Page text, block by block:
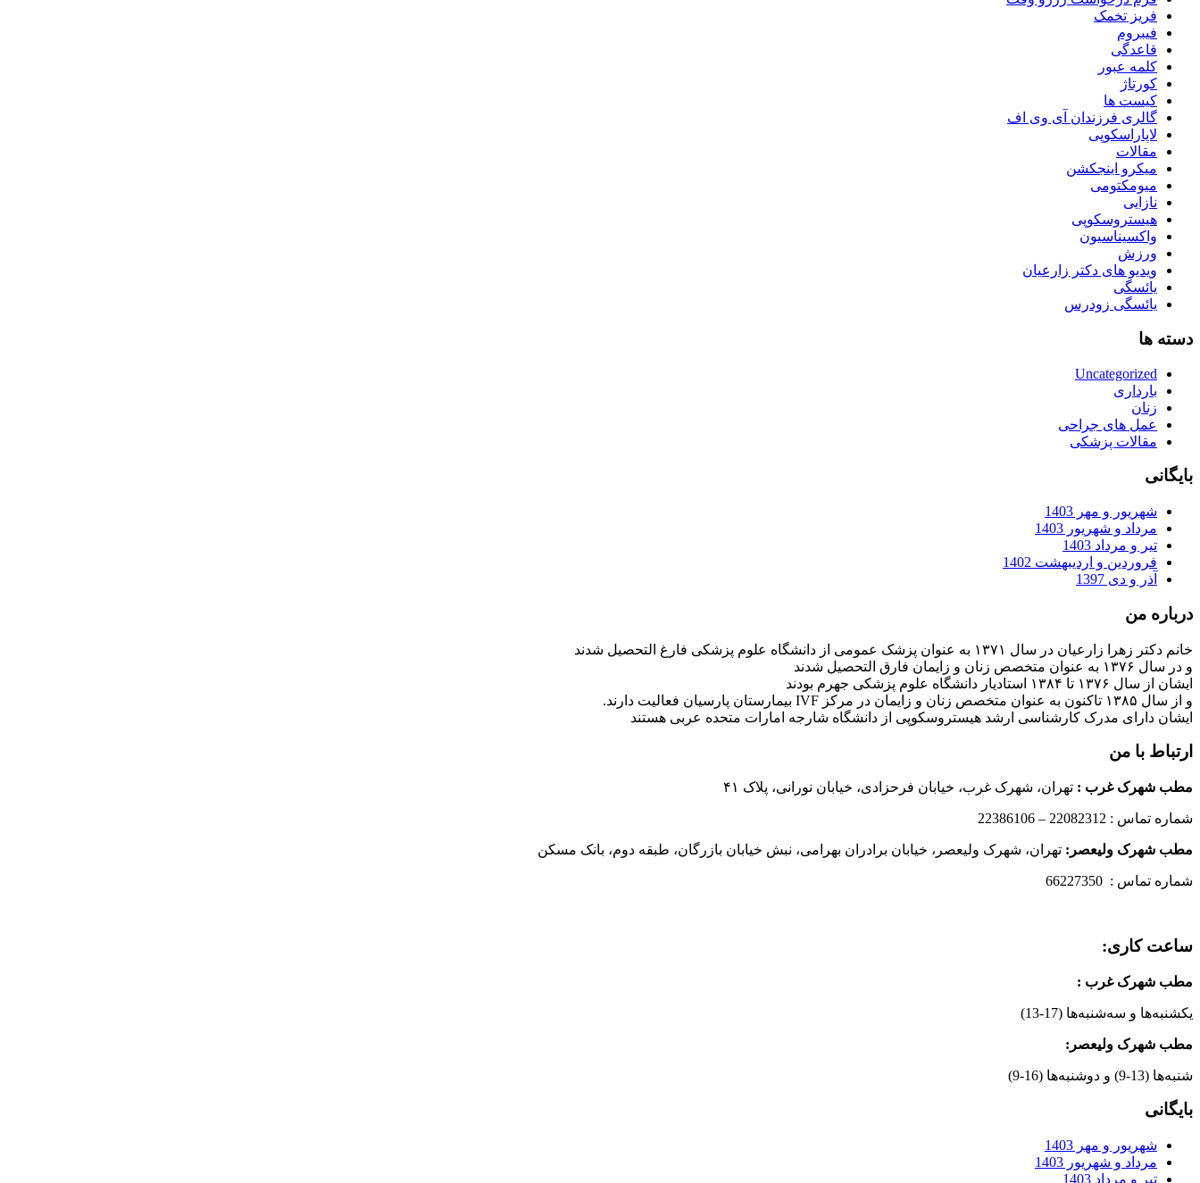
فریز تخمک
فیبروم
قاعدگی
کلمه عبور
کورتاژ
کیست ها
گالری فرزندان آی وی اف
لاپاراسکوپی
مقالات
میکرو اینجکشن
میومکتومی
نازایی
هیستروسکوپی
واکسیناسیون
ورزش
ویدیو های دکتر زارعیان
یائسگی
یائسگی زودرس
دسته ها
Uncategorized
بارداری
زنان
عمل های جراحی
مقالات پزشکی
بایگانی
شهریور و مهر 1403
مرداد و شهریور 1403
تیر و مرداد 1403
فروردین و اردیبهشت 1402
آذر و دی 1397
درباره من
خانم دکتر زهرا زارعیان در سال ۱۳۷۱ به عنوان پزشک عمومی از دانشگاه علوم پزشکی فارغ التحصیل شدند
و در سال ۱۳۷۶ به عنوان متخصص زنان و زایمان فارق التحصیل شدند
ایشان از سال ۱۳۷۶ تا ۱۳۸۴ استادیار دانشگاه علوم پزشکی جهرم بودند
و از سال ۱۳۸۵ تاکنون به عنوان متخصص زنان و زایمان در مرکز IVF بیمارستان پارسیان فعالیت دارند.
ایشان دارای مدرک کارشناسی ارشد هیستروسکوپی از دانشگاه شارجه امارات متحده عربی هستند
ارتباط با من
مطب شهرک غرب : تهران، شهرک غرب، خیابان فرحزادی، خیابان نورانی، پلاک ۴۱
شماره تماس : 22082312 – 22386106
مطب شهرک ولیعصر: تهران، شهرک ولیعصر، خیابان برادران بهرامی، نبش خیابان بازرگان، طبقه دوم، بانک مسکن
شماره تماس : 66227350
ساعت کاری:
مطب شهرک غرب :
یکشنبه‌ها و سه‌شنبه‌ها (17-13)
مطب شهرک ولیعصر:
شنبه‌ها (13-9) و دوشنبه‌ها (16-9)
بایگانی
شهریور و مهر 1403
مرداد و شهریور 1403
تیر و مرداد 1403